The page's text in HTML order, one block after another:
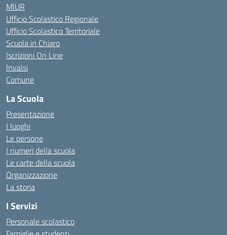
MIUR
Ufficio Scolastico Regionale
Ufficio Scolastico Territoriale
Scuola in Chiaro
Iscrizioni On Line
Invalsi
Comune
La Scuola
Presentazione
I luoghi
Le persone
I numeri della scuola
Le carte della scuola
Organizzazione
La storia
I Servizi
Personale scolastico